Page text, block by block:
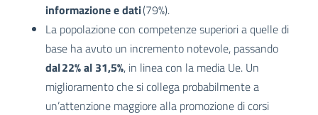
informazione e dati(79%).
La popolazione con competenze superiori a quelle di
base ha avuto un incremento notevole, passando
dal 22% al 31,5%, in linea con la media Ue. Un
miglioramento che si collega probabilmente a
un’attenzione maggiore alla promozione di corsi